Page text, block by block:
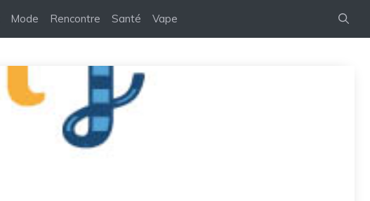
Mode Rencontre Santé Vape